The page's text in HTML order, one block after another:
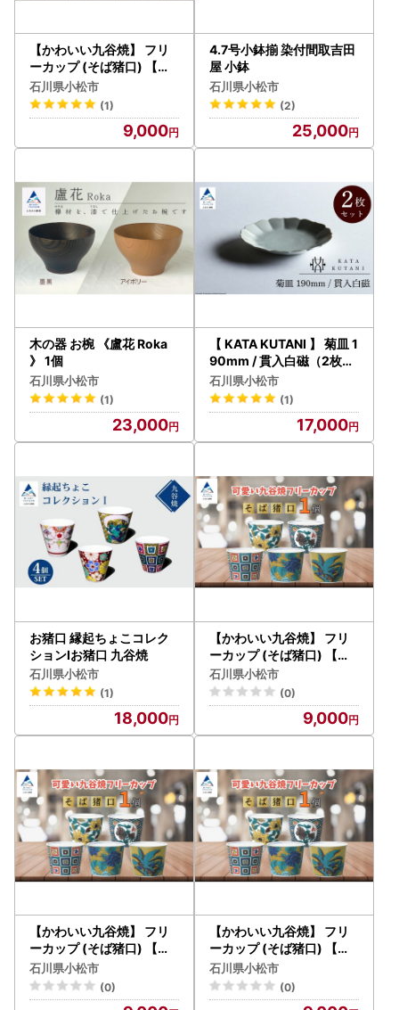
【かわいい九谷焼】 フリ
ーカップ (そば猪口) 【亀
甲紋牡丹蝶図】 | 石川県 小
松市 【打田平太郎商店】
石川県小松市
(1)
9,000
4.7号小鉢揃 染付間取吉田
屋 小鉢
石川県小松市
(2)
25,000
木の器 お椀 《盧花 Roka
》 1個
石川県小松市
(1)
23,000
【 KATA KUTANI 】 菊皿 1
90mm / 貫入白磁（2枚セ
ット）九谷焼 09-02
石川県小松市
(1)
17,000
お猪口 縁起ちょこコレク
ションⅠお猪口 九谷焼
石川県小松市
(1)
18,000
【かわいい九谷焼】 フリ
ーカップ (そば猪口) 【石
畳文】 | 石川県 小松市 【
打田平太郎商店】
石川県小松市
(0)
9,000
【かわいい九谷焼】 フリ
ーカップ (そば猪口) 【土
坡に牡丹文】 | 石川県 小松
市 【打田平太郎商店】
石川県小松市
(0)
【かわいい九谷焼】 フリ
ーカップ (そば猪口) 【万
年青】 | 石川県 小松市 【
打田平太郎商店】
石川県小松市
(0)